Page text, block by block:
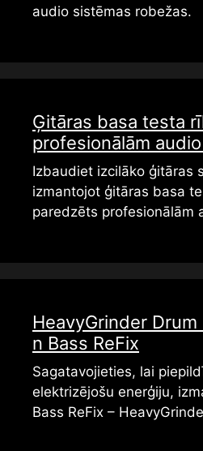
audio sistēmas robežas.
Ģitāras basa testa
profesionālām
Izbaudiet izcilāko ģitāras
izmantojot ģitāras basa
paredzēts profesionālām
HeavyGrinder Drum
n Bass ReFix
Sagatavojieties, lai
elektrizējošu enerģiju,
Bass ReFix –